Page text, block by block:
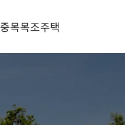
중목목조주택